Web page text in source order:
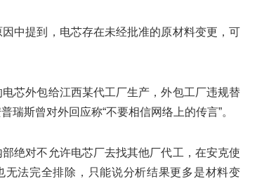
中提到，电芯存在未经批准的原材料变更，可
芯外包给江西某代工厂生产，外包工厂违规替
斯曾对外回应称“不要相信网络上的传言”。
绝对不允许电芯厂去找其他厂代工，在安克使
无法完全排除，只能说分析结果更多是材料变